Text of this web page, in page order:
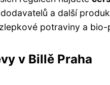
a další
potraviny a
v Billě Praha